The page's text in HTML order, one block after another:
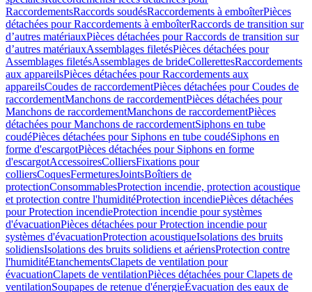
RaccordementsRaccords soudésRaccordements à emboîterPièces
détachées pour Raccordements à emboîterRaccords de transition sur
d’autres matériauxPièces détachées pour Raccords de transition sur
d’autres matériauxAssemblages filetésPièces détachées pour
Assemblages filetésAssemblages de brideCollerettesRaccordements
aux appareilsPièces détachées pour Raccordements aux
appareilsCoudes de raccordementPièces détachées pour Coudes de
raccordementManchons de raccordementPièces détachées pour
Manchons de raccordementManchons de raccordementPièces
détachées pour Manchons de raccordementSiphons en tube
coudéPièces détachées pour Siphons en tube coudéSiphons en
forme d'escargotPièces détachées pour Siphons en forme
d'escargotAccessoiresColliersFixations pour
colliersCoquesFermeturesJointsBoîtiers de
protectionConsommablesProtection incendie, protection acoustique
et protection contre l'humiditéProtection incendiePièces détachées
pour Protection incendieProtection incendie pour systèmes
d'évacuationPièces détachées pour Protection incendie pour
systèmes d'évacuationProtection acoustiqueIsolations des bruits
solidiensIsolations des bruits solidiens et aériensProtection contre
l'humiditéEtanchementsClapets de ventilation pour
évacuationClapets de ventilationPièces détachées pour Clapets de
ventilationSoupapes de retenue d'énergieÉvacuation des eaux de